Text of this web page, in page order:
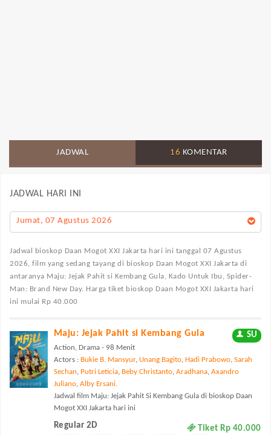
JADWAL 16 KOMENTAR
JADWAL HARI INI
Jumat, 07 Agustus 2026
Jadwal bioskop Daan Mogot XXI Jakarta hari ini tanggal 07 Agustus
2026, film yang sedang tayang di bioskop Daan Mogot XXI Jakarta di
antaranya Maju: Jejak Pahit si Kembang Gula, Kado Untuk Ibu, Spider-
Man: Brand New Day. Harga tiket bioskop Daan Mogot XXI Jakarta hari
ini mulai Rp 40.000
Maju: Jejak Pahit si Kembang Gula SU
Action, Drama - 98 Menit
Actors : Bukie B. Mansyur, Unang Bagito, Hadi Prabowo, Sarah
Sechan, Putri Leticia, Beby Christanto, Aradhana, Axandro
Juliano, Alby Ersani.
Jadwal film Maju: Jejak Pahit Si Kembang Gula di bioskop Daan
Mogot XXI Jakarta hari ini
Regular 2D Tiket Rp 40.000